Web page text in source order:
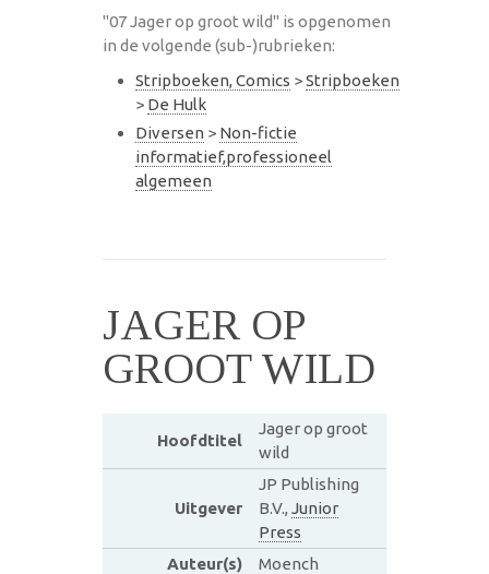
"07 Jager op groot wild" is opgenomen
in de volgende (sub-)rubrieken:
Stripboeken, Comics >Stripboeken
> De Hulk
Diversen > Non-fictie
informatief,professioneel
algemeen
JAGER OP
GROOT WILD
Hoofdtitel
Jager op groot
wild
Uitgever
JP Publishing
B.V., Junior
Press
Auteur(s)
Moench